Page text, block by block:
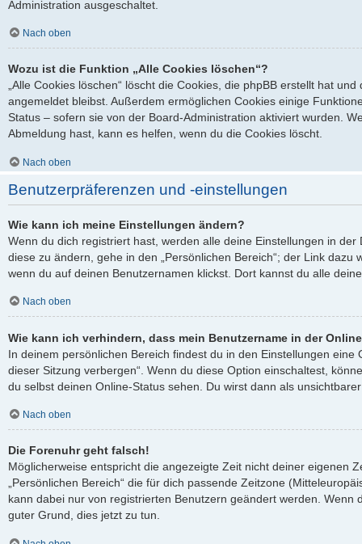
Administration ausgeschaltet.
Nach oben
Wozu ist die Funktion „Alle Cookies löschen“?
„Alle Cookies löschen“ löscht die Cookies, die phpBB erstellt hat
angemeldet bleibst. Außerdem ermöglichen Cookies einige
Status – sofern sie von der Board-Administration aktiviert wurden.
Abmeldung hast, kann es helfen, wenn du die Cookies löscht.
Nach oben
Benutzerpräferenzen und -einstellungen
Wie kann ich meine Einstellungen ändern?
Wenn du dich registriert hast, werden alle deine Einstellungen in
diese zu ändern, gehe in den „Persönlichen Bereich“; der Link dazu
wenn du auf deinen Benutzernamen klickst. Dort kannst du alle
Nach oben
Wie kann ich verhindern, dass mein Benutzername in der
In deinem persönlichen Bereich findest du in den Einstellungen eine
dieser Sitzung verbergen“. Wenn du diese Option einschaltest,
du selbst deinen Online-Status sehen. Du wirst dann als
Nach oben
Die Forenuhr geht falsch!
Möglicherweise entspricht die angezeigte Zeit nicht deiner eigenen
„Persönlichen Bereich“ die für dich passende Zeitzone
kann dabei nur von registrierten Benutzern geändert werden. Wenn
guter Grund, dies jetzt zu tun.